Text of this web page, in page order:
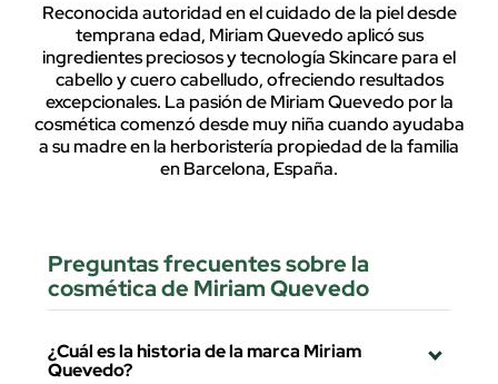
Reconocida autoridad en el cuidado de la piel desde
temprana edad, Miriam Quevedo aplicó sus
ingredientes preciosos y tecnología Skincare para el
cabello y cuero cabelludo, ofreciendo resultados
excepcionales. La pasión de Miriam Quevedo por la
cosmética comenzó desde muy niña cuando ayudaba
a su madre en la herboristería propiedad de la familia
en Barcelona, España.
Preguntas frecuentes sobre la
cosmética de Miriam Quevedo
¿Cuál es la historia de la marca Miriam
Quevedo?